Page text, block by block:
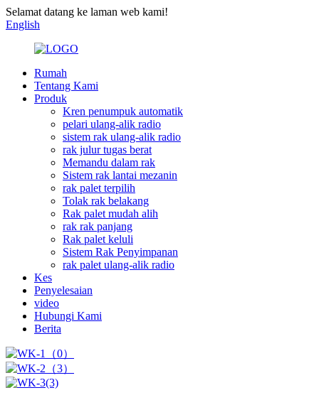
Selamat datang ke laman web kami!
English
Rumah
Tentang Kami
Produk
Kren penumpuk automatik
pelari ulang-alik radio
sistem rak ulang-alik radio
rak julur tugas berat
Memandu dalam rak
Sistem rak lantai mezanin
rak palet terpilih
Tolak rak belakang
Rak palet mudah alih
rak rak panjang
Rak palet keluli
Sistem Rak Penyimpanan
rak palet ulang-alik radio
Kes
Penyelesaian
video
Hubungi Kami
Berita